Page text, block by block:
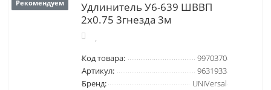
Рекомендуем
Удлинитель У6-639 ШВВП
2х0.75 3гнезда 3м
Код товара:
9970370
Артикул:
9631933
Бренд:
UNIVersal